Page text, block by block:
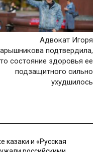
Адвокат Игоря
подтвердила,
состояние здоровья ее
подзащитного сильно
ухудшилось
казаки и «Русская